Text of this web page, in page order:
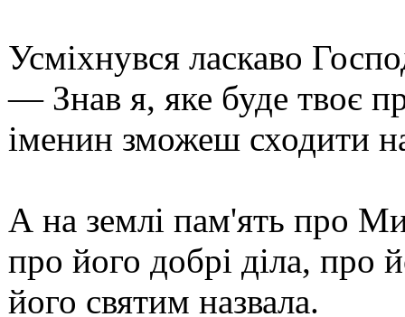
Усміхнувся ласкаво
— Знав я, яке буде твоє
іменин зможеш сходити
А на землі пам'ять про
про його добрі діла, про
його святим назвала.